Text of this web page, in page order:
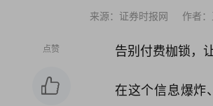
来源：证券时报网 作者
点赞 告别付费枷锁，
在这个信息爆炸